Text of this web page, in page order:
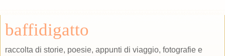
baffidigatto
raccolta di storie, poesie, appunti di viaggio, fotografie e